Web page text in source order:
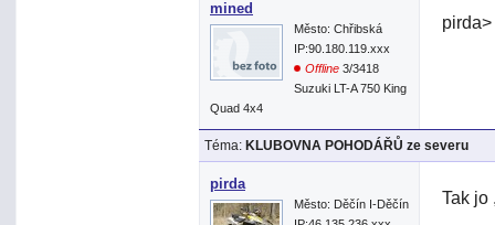
mined
Město: Chřibská
IP:90.180.119.xxx
Offline 3/3418
Suzuki LT-A 750 King
Quad 4x4
Téma: KLUBOVNA POHODÁŘŮ ze severu
pirda
Město: Děčín I-Děčín
Tak jo